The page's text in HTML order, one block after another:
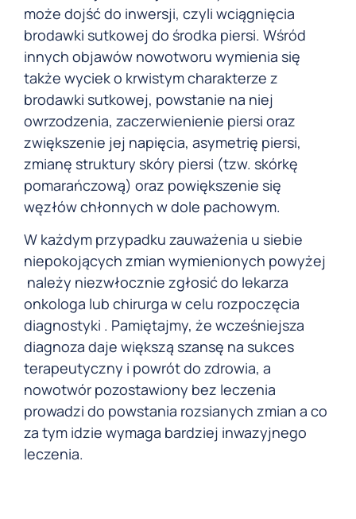
może dojść do inwersji, czyli wciągnięcia
brodawki sutkowej do środka piersi. Wśród
innych objawów nowotworu wymienia się
także wyciek o krwistym charakterze z
brodawki sutkowej, powstanie na niej
owrzodzenia, zaczerwienienie piersi oraz
zwiększenie jej napięcia, asymetrię piersi,
zmianę struktury skóry piersi (tzw. skórkę
pomarańczową) oraz powiększenie się
węzłów chłonnych w dole pachowym.
W każdym przypadku zauważenia u siebie
niepokojących zmian wymienionych powyżej
należy niezwłocznie zgłosić do lekarza
onkologa lub chirurga w celu rozpoczęcia
diagnostyki . Pamiętajmy, że wcześniejsza
diagnoza daje większą szansę na sukces
terapeutyczny i powrót do zdrowia, a
nowotwór pozostawiony bez leczenia
prowadzi do powstania rozsianych zmian a co
za tym idzie wymaga bardziej inwazyjnego
leczenia.